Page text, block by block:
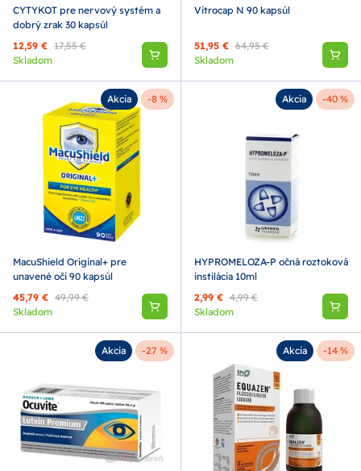
CYTYKOT pre nervový systém a
dobrý zrak 30 kapsúl
12,59 € 17,55 €
Skladom
Vitrocap N 90 kapsúl
51,95 € 64,95 €
Skladom
Akcia -8 %
MacuShield Original+ pre
unavené oči 90 kapsúl
45,79 € 49,99 €
Skladom
Akcia -40 %
HYPROMELOZA-P očná roztoková
instilácia 10ml
2,99 € 4,99 €
Skladom
Akcia -27 % Akcia -14 %